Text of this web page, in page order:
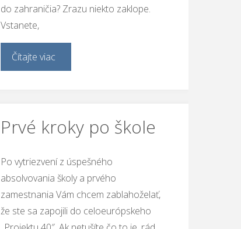
do zahraničia? Zrazu niekto zaklope.
Vstanete,
Čítajte viac
Prvé kroky po škole
Po vytriezvení z úspešného
absolvovania školy a prvého
zamestnania Vám chcem zablahoželať,
že ste sa zapojili do celoeurópskeho